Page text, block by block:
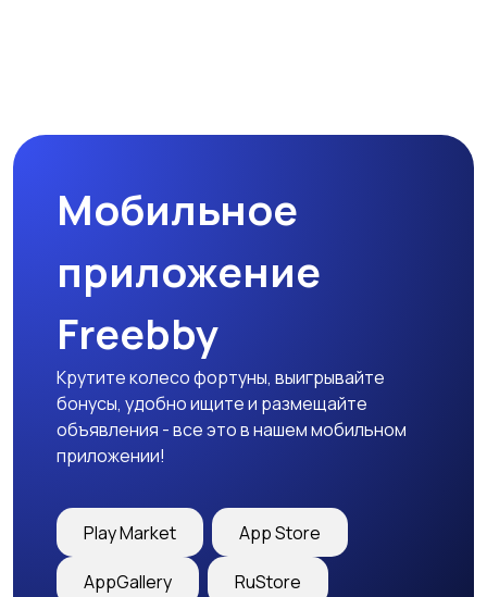
Мобильное
приложение
Freebby
Крутите колесо фортуны, выигрывайте
бонусы, удобно ищите и размещайте
объявления - все это в нашем мобильном
приложении!
Play Market App Store
AppGallery RuStore